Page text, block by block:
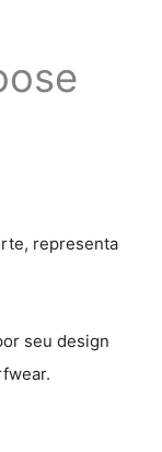
representa
seu design